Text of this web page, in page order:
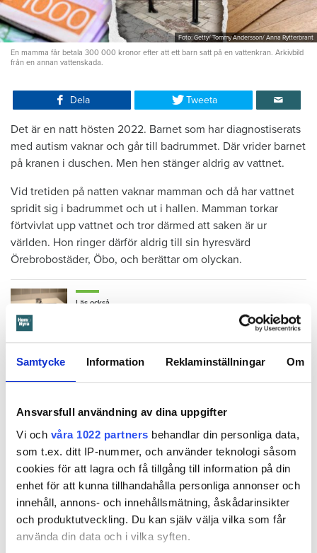
Samtycke Information Reklaminställningar Om
Ansvarsfull användning av dina uppgifter
Vi och våra 1022 partners behandlar din personliga data,
som t.ex. ditt IP-nummer, och använder teknologi såsom
cookies för att lagra och få tillgång till information på din
enhet för att kunna tillhandahålla personliga annonser och
innehåll, annons- och innehållsmätning, åskådarinsikter
och produktutveckling. Du kan själv välja vilka som får
använda din data och i vilka syften.
Foto: Getty/ Tommy Andersson/ Anna Rytterbrant
En mamma får betala 300 000 kronor efter att ett barn satt på en vattenkran. Arkivbild
från en annan vattenskada.
Dela Tweeta
Det är en natt hösten 2022. Barnet som har diagnostiserats
med autism vaknar och går till badrummet. Där vrider barnet
på kranen i duschen. Men hen stänger aldrig av vattnet.
Vid tretiden på natten vaknar mamman och då har vattnet
spridit sig i badrummet och ut i hallen. Mamman torkar
förtvivlat upp vattnet och tror därmed att saken är ur
världen. Hon ringer därför aldrig till sin hyresvärd
Örebrobostäder, Öbo, och berättar om olyckan.
Läs också
600 kronor dyrare att bo efter vattenskada i Varberg
vatten genom taket.
När Öbo börjar undersöka skadan i januari 2023 visar det
sig att den är större än man först trott. Sanden under golvet
har sugit upp vattnet så att det spridit sig in i både kök och
vardagsrum.